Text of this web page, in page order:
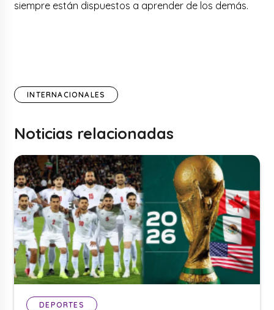
siempre están dispuestos a aprender de los demás.
INTERNACIONALES
Noticias relacionadas
DEPORTES